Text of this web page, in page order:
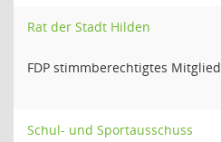
Rat der Stadt Hilden
FDP stimmberechtigtes Mitglied
Schul- und Sportausschuss